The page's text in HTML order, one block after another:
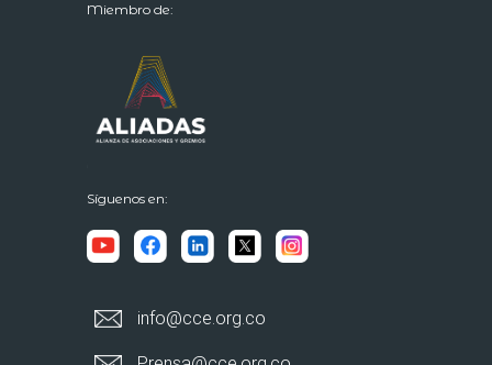
Miembro de:
Síguenos en:
info@cce.org.co